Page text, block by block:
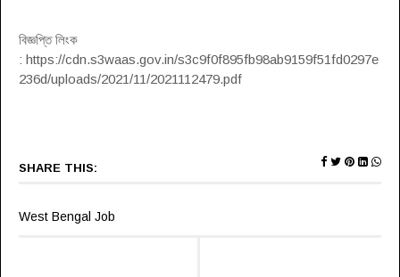
বিজ্ঞপ্তি লিংক
: https://cdn.s3waas.gov.in/s3c9f0f895fb98ab9159f51fd0297e
236d/uploads/2021/11/2021112479.pdf
SHARE THIS:
West Bengal Job